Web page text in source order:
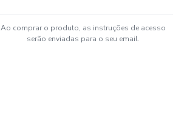
Ao comprar o produto, as instruções de acesso
serão enviadas para o seu email.